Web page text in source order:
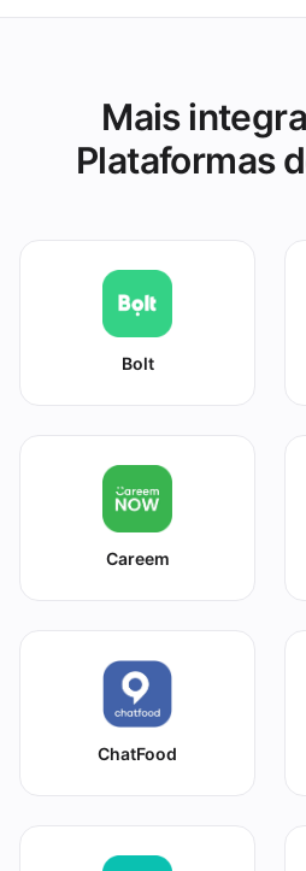
Mais
Plataformas
Bolt
Careem
ChatFood